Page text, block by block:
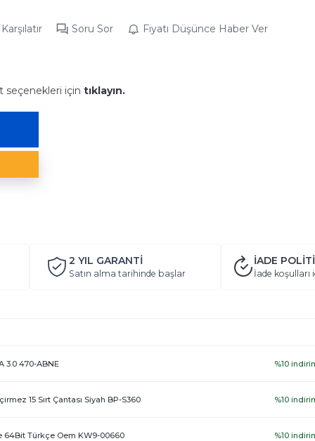
Karşılatır Soru Sor Fiyatı Düşünce Haber Ver
seçenekleri için tıklayın.
2 YIL GARANTİ
Satın alma tarihinde başlar
İADE
İade koşulları
3.0 470-ABNE %10
15 Sırt Çantası Siyah BP-S360 %10
64Bit Türkçe Oem KW9-00660 %10